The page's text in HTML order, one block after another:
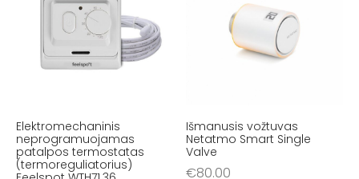
Elektromechaninis
neprogramuojamas
patalpos termostatas
(termoreguliatorius)
Išmanusis vožtuvas
Netatmo Smart Single
Valve
€80.00